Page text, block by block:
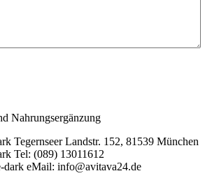
Nahrungsergänzung
Tegernseer Landstr. 152, 81539 München
Tel: (089) 13011612
eMail: info@avitava24.de